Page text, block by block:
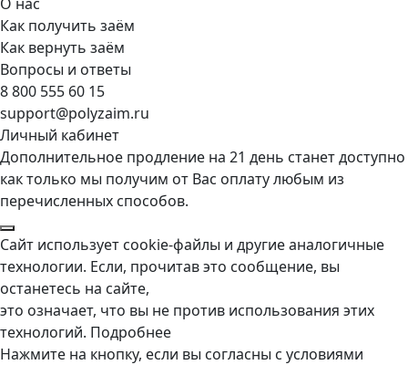
Как получить заём
Как вернуть заём
Вопросы и ответы
8 800 555 60 15
support@polyzaim.ru
Личный кабинет
Дополнительное продление на 21 день станет доступно
как только мы получим от Вас оплату любым из
перечисленных способов.
Сайт использует cookie-файлы и другие аналогичные
технологии. Если, прочитав это сообщение, вы
останетесь на сайте,
это означает, что вы не против использования этих
технологий. Подробнее
Нажмите на кнопку, если вы согласны с условиями